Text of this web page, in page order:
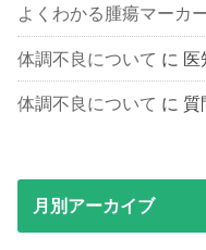
よくわかる腫瘍マーカ
体調不良について に 医
体調不良について に 質
月別アーカイブ